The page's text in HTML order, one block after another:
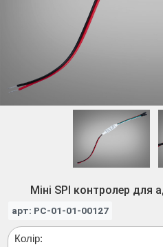
Міні SPI контролер для
арт: PC-01-01-00127
Колір: